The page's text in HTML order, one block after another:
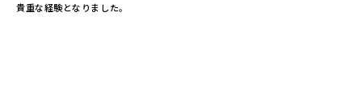
貴重な経験となりました。